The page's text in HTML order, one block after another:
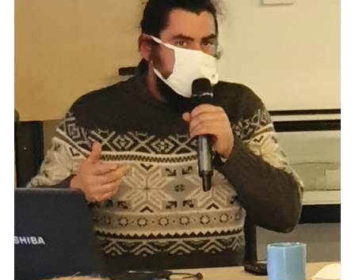
Assemblées Générales
RESSOURCES
Ateliers sciences humaines et plus...
Autres ressources